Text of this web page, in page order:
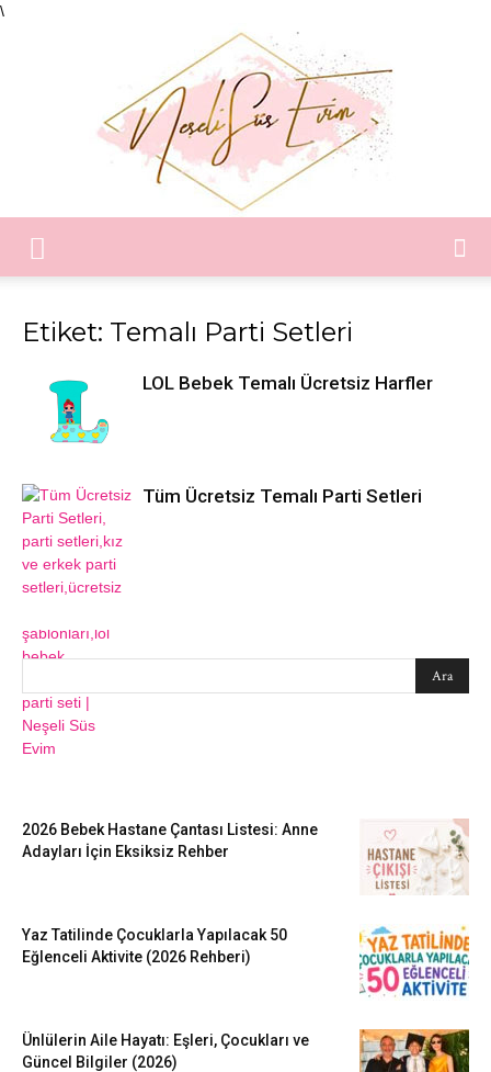
\
Etiket: Temalı Parti Setleri
LOL Bebek Temalı Ücretsiz Harfler
Tüm Ücretsiz Temalı Parti Setleri
2026 Bebek Hastane Çantası Listesi: Anne
Adayları İçin Eksiksiz Rehber
Yaz Tatilinde Çocuklarla Yapılacak 50
Eğlenceli Aktivite (2026 Rehberi)
Ünlülerin Aile Hayatı: Eşleri, Çocukları ve
Güncel Bilgiler (2026)